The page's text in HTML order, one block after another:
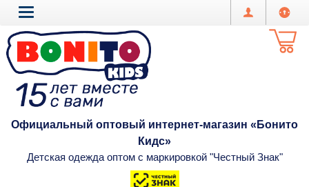
Официальный оптовый интернет-магазин «Бонито
Кидс»
Детская одежда оптом с маркировкой "Честный Знак"